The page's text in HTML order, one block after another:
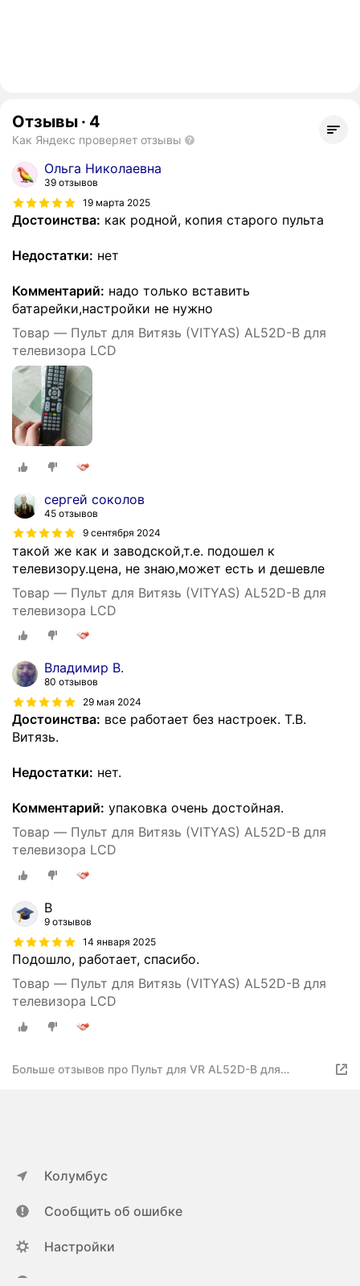
Отзывы · 4
Как Яндекс проверяет отзывы
Ольга Николаевна
39 отзывов
19 марта 2025
Достоинства: как родной, копия старого пульта
Недостатки: нет
Комментарий: надо только вставить
батарейки,настройки не нужно
Товар — Пульт для Витязь (VITYAS) AL52D-B для
телевизора LCD
сергей соколов
45 отзывов
9 сентября 2024
такой же как и заводской,т.е. подошел к
телевизору.цена, не знаю,может есть и дешевле
Товар — Пульт для Витязь (VITYAS) AL52D-B для
телевизора LCD
Владимир В.
80 отзывов
29 мая 2024
Достоинства: все работает без настроек. Т.В.
Витязь.
Недостатки: нет.
Комментарий: упаковка очень достойная.
Товар — Пульт для Витязь (VITYAS) AL52D-B для
телевизора LCD
В
9 отзывов
14 января 2025
Подошло, работает, спасибо.
Товар — Пульт для Витязь (VITYAS) AL52D-B для
телевизора LCD
Больше отзывов про Пульт для VR AL52D-B для
Колумбус
Сообщить об ошибке
Настройки